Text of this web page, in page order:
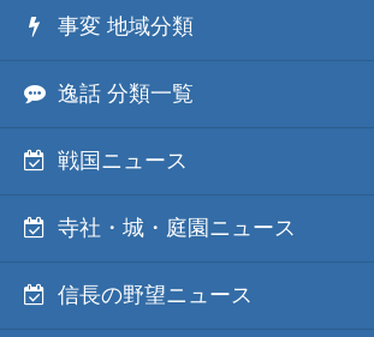
事変 地域分類
逸話 分類一覧
戦国ニュース
寺社・城・庭園ニュース
信長の野望ニュース